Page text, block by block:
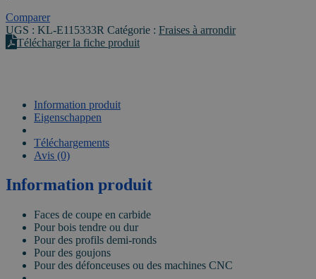
Comparer
UGS : KL-E115333R Catégorie : Fraises à arrondir
Télécharger la fiche produit
Information produit
Eigenschappen
Téléchargements
Avis (0)
Information produit
Faces de coupe en carbide
Pour bois tendre ou dur
Pour des profils demi-ronds
Pour des goujons
Pour des défonceuses ou des machines CNC